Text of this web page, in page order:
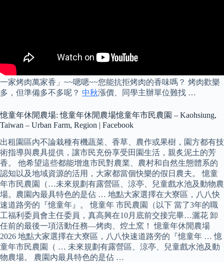
一家烤肉萬家香」~~嗯嗯~~您能抗拒烤肉的香味嗎？ 烤肉歡樂
多，但準備多不多呢？ 中秋漲價、同學主辦單位難找 …
憶童年休閒農場: 憶童年休閒農場憶童年市民農園 – Kaohsiung,
Taiwan – Urban Farm, Region | Facebook
出租園區內不論栽種有機蔬菜、香草、農作或果樹，園方都有技
術指導與農具提供，讓市民充份享受田園生活，親炙泥土的芳
香。 他希望這些都能增進市民對農業、農村和自然生態體系的
認知以及地域資源的活用，大家都當個快樂的假日農夫。 憶童
年市民農園（…未來規劃有露營區、涼亭、兒童戲水池及動物農
場。農園內最具特色的是佔 … 地點大家選擇在大寮區，八八快
速道路旁的『憶童年』。 憶童年 市民農園（以下 當了3年的職
工福利委員會主任委員，真高興在10月底前交接完畢…灑花 卸
任前的最後一項活動任務—烤肉、焢土窯！ 憶童年休閒農場
2026 地點大家選擇在大寮區，八八快速道路旁的『憶童年 … 憶
童年市民農園（ … 未來規劃有露營區、涼亭、兒童戲水池及動
物農場。 農園內最具特色的是佔 …